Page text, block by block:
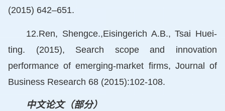
(2015) 642–651.
12.Ren, Shengce.,Eisingerich A.B., Tsai Huei-
ting. (2015), Search scope and innovation
performance of emerging-market firms, Journal of
Business Research 68 (2015):102-108.
中文论文（部分）